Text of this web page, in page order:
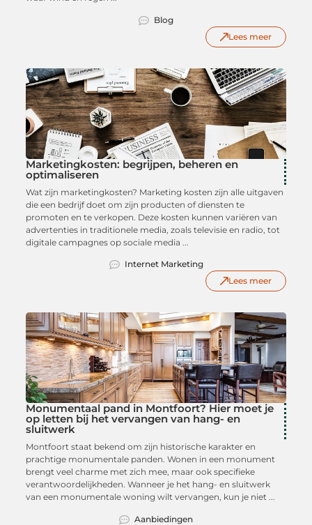
Blog
Lees meer
Marketingkosten: begrijpen, beheren en
optimaliseren
Wat zijn marketingkosten? Marketing kosten zijn alle uitgaven
die een bedrijf doet om zijn producten of diensten te
promoten en te verkopen. Deze kosten kunnen variëren van
advertenties in traditionele media, zoals televisie en radio, tot
digitale campagnes op sociale media ...
Internet Marketing
Lees meer
Monumentaal pand in Montfoort? Hier moet je
op letten bij het vervangen van hang- en
sluitwerk
Montfoort staat bekend om zijn historische karakter en
prachtige monumentale panden. Wonen in een monument
brengt veel charme met zich mee, maar ook specifieke
verantwoordelijkheden. Wanneer je het hang- en sluitwerk
van een monumentale woning wilt vervangen, kun je niet ...
Aanbiedingen